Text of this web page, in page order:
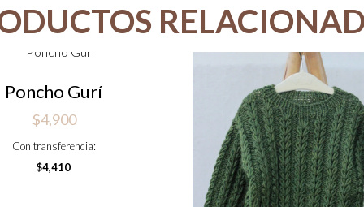
Poncho Gurí
$4,900
Con transferencia:
$4,410